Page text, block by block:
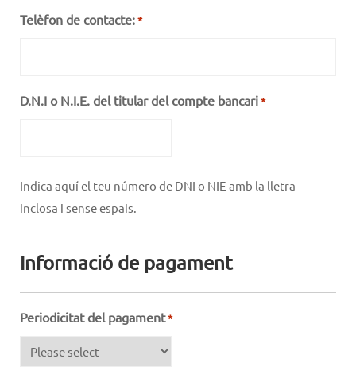
Telèfon de contacte:*
D.N.I o N.I.E. del titular del compte bancari*
Indica aquí el teu número de DNI o NIE amb la lletra
inclosa i sense espais.
Informació de pagament
Periodicitat del pagament*